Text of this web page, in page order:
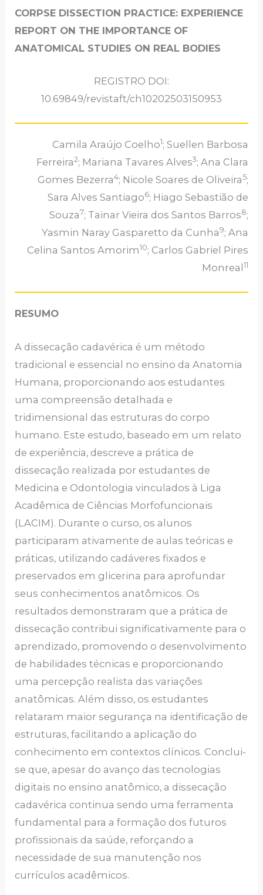
CORPSE DISSECTION PRACTICE: EXPERIENCE
REPORT ON THE IMPORTANCE OF
ANATOMICAL STUDIES ON REAL BODIES
REGISTRO DOI:
10.69849/revistaft/ch10202503150953
Camila Araújo Coelho1; Suellen Barbosa
Ferreira2; Mariana Tavares Alves3; Ana Clara
Gomes Bezerra4; Nicole Soares de Oliveira 5;
Sara Alves Santiago6; Hiago Sebastião de
Souza7; Tainar Vieira dos Santos Barros8;
Yasmin Naray Gasparetto da Cunha9; Ana
Celina Santos Amorim10; Carlos Gabriel Pires
Monreal 11
RESUMO
A dissecação cadavérica é um método
tradicional e essencial no ensino da Anatomia
Humana, proporcionando aos estudantes
uma compreensão detalhada e
tridimensional das estruturas do corpo
humano. Este estudo, baseado em um relato
de experiência, descreve a prática de
dissecação realizada por estudantes de
Medicina e Odontologia vinculados à Liga
Acadêmica de Ciências Morfofuncionais
(LACIM). Durante o curso, os alunos
participaram ativamente de aulas teóricas e
práticas, utilizando cadáveres fixados e
preservados em glicerina para aprofundar
seus conhecimentos anatômicos. Os
resultados demonstraram que a prática de
dissecação contribui significativamente para o
aprendizado, promovendo o desenvolvimento
de habilidades técnicas e proporcionando
uma percepção realista das variações
anatômicas. Além disso, os estudantes
relataram maior segurança na identificação de
estruturas, facilitando a aplicação do
conhecimento em contextos clínicos. Conclui-
se que, apesar do avanço das tecnologias
digitais no ensino anatômico, a dissecação
cadavérica continua sendo uma ferramenta
fundamental para a formação dos futuros
profissionais da saúde, reforçando a
necessidade de sua manutenção nos
currículos acadêmicos.